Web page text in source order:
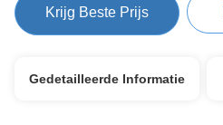
Krijg Beste Prijs
Gedetailleerde Informatie